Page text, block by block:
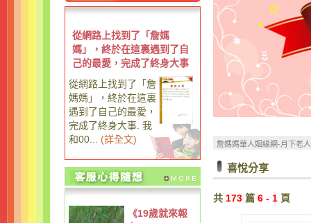
從網路上找到了「詹媽
媽」，終於在這裏遇到了自
己的最愛，完成了終身大事
從網路上找到了「詹
媽媽」，終於在這裏
遇到了自己的最愛，
完成了終身大事. 我
和00...
(詳全文)
《19歲就來報
詹媽媽華人姻緣網-月下老
喜悅分享
共 173 篇 6 - 1 頁